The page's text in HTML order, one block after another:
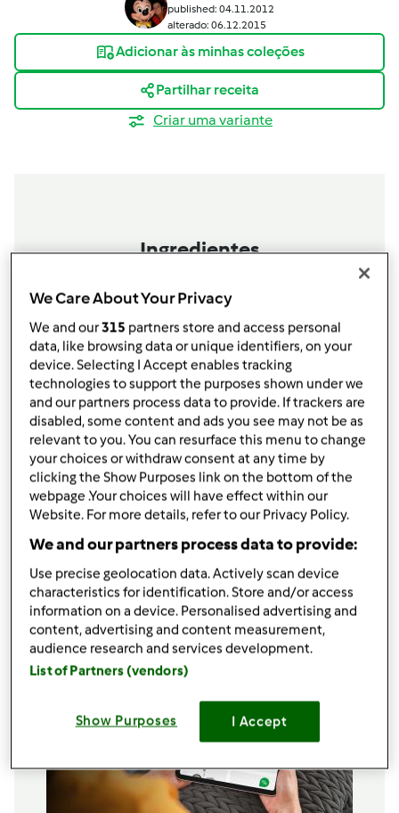
published: 04.11.2012
alterado: 06.12.2015
Adicionar às minhas coleções
Partilhar receita
Criar uma variante
Ingredientes
2 paus de canela
pitada desal marinho
0,5litrode água
1litro+ 0,1 litro leite meio gordo
250gde arroz carolino (+- 1 caneca peq almoço:
1 medida)
250gde açúcar (1 caneca medida)
1/2 pacote de leite creme do
&amp;amp;quot;velho dos bigodes
Mandarin&amp;amp;quot;
50 g de margarina vaqueiro.
canela em pó para polvilhar
Adicionar à lista de compras
We Care About Your Privacy
We and our315 partners store and access personal
data, like browsing data or unique identifiers, on your
device. Selecting I Accept enables tracking
technologies to support the purposes shown under we
and our partners process data to provide. If trackers are
disabled, some content and ads you see may not be as
relevant to you. You can resurface this menu to change
your choices or withdraw consent at any time by
clicking the Show Purposes link on the bottom of the
webpage .Your choices will have effect within our
Website. For more details, refer to our Privacy Policy.
We and our partners process data to provide:
Use precise geolocation data. Actively scan device
characteristics for identification. Store and/or access
information on a device. Personalised advertising and
content, advertising and content measurement,
audience research and services development.
List of Partners (vendors)
Show Purposes I Accept